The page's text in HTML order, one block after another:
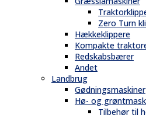
Zero Turn
Hækkeklippere
Kompakte
Redskabsbærer
Andet
Landbrug
Gødningsmaskiner
Hø- og
Tilbehør til